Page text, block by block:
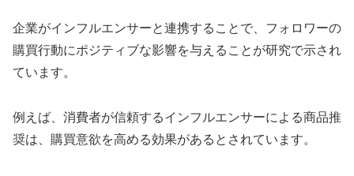
企業がインフルエンサーと連携することで、フォロワーの
購買行動にポジティブな影響を与えることが研究で示され
ています。
例えば、消費者が信頼するインフルエンサーによる商品推
奨は、購買意欲を高める効果があるとされています。